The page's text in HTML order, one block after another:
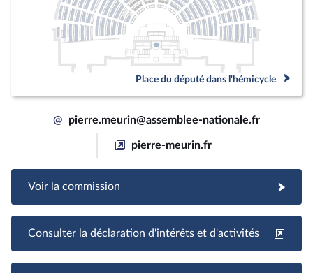
Place du député dans l'hémicycle
@ pierre.meurin@assemblee-nationale.fr
pierre-meurin.fr
Voir la commission
Consulter la déclaration d'intérêts et d'activités